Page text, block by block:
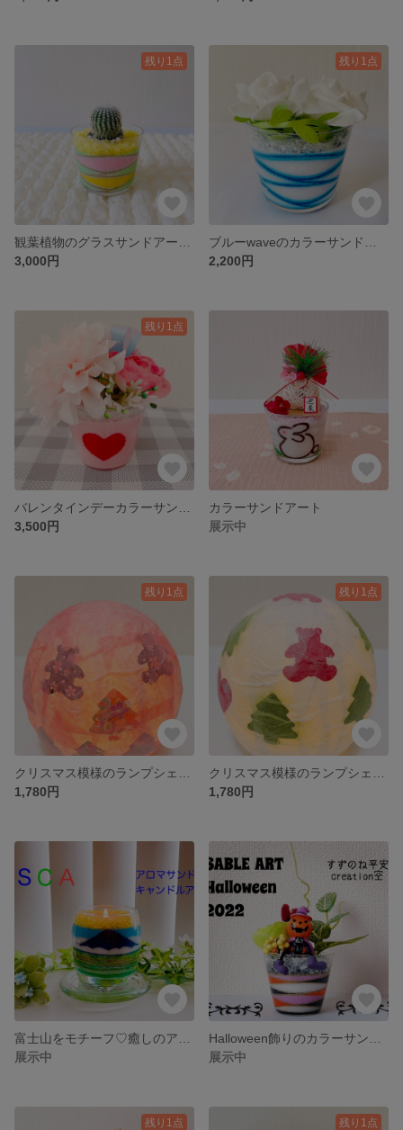
残り1点
3,000円
残り1点
2,200円
残り1点
3,500円
カラーサンドアート
展示中
残り1点
1,780円
残り1点
1,780円
展示中
展示中
残り1点 残り1点